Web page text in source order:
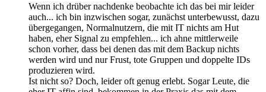
Wenn ich drüber nachdenke beobachte ich das bei mir leider
auch... ich bin inzwischen sogar, zunächst unterbewusst, dazu
übergegangen, Normalnutzern, die mit IT nichts am Hut
haben, eher Signal zu empfehlen... ich ahne mittlerweile
schon vorher, dass bei denen das mit dem Backup nichts
werden wird und nur Frust, tote Gruppen und doppelte IDs
produzieren wird.
Ist nicht so? Doch, leider oft genug erlebt. Sogar Leute, die